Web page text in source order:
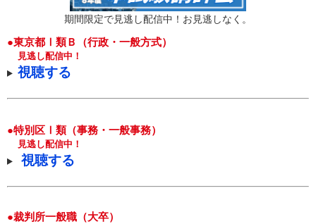
●東京都Ⅰ類Ｂ（行政・一般方式）
見逃し配信中！
視聴する
●特別区Ⅰ類（事務・一般事務）
見逃し配信中！
視聴する
期間限定で見逃し配信中！お見逃しなく。
●裁判所一般職（大卒）